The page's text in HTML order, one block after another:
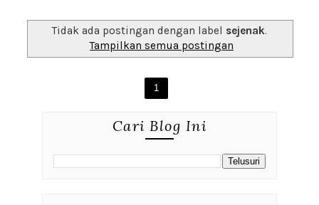
Tidak ada postingan dengan label sejenak.
Tampilkan semua postingan
1
Cari Blog Ini